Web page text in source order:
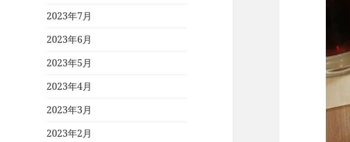
2023年7月
2023年6月
2023年5月
2023年4月
2023年3月
2023年2月